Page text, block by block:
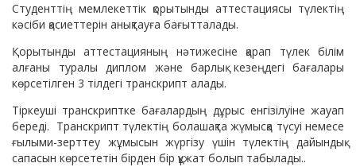
Студенттің мемлекеттік қорытынды аттестациясы түлектің
кәсіби қасиеттерін анықтауға бағытталады.
Қорытынды аттестацияның нәтижесіне қарап түлек білім
алғаны туралы диплом және барлық кезеңдегі бағалары
көрсетілген 3 тілдегі транскрипт алады.
Тіркеуші транскриптке бағалардың дұрыс енгізілуіне жауап
береді. Транскрипт түлектің болашақта жүмысқа түсуі немесе
ғылыми-зерттеу жұмысын жүргізу үшін түлектің дайындық
сапасын көрсететін бірден бір құжат болып табылады..